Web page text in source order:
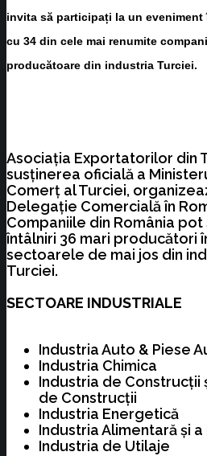
invita să participați la un eveniment
cu 34 din cele mai renumite
producătoare din industria Turciei.
Asociația Exportatorilor din
susținerea oficială a
Comerț al Turciei,
Delegație Comercială în
Companiile din România pot
întâlniri 36 mari producători
sectoarele de mai jos din
Turciei.
SECTOARE INDUSTRIALE
Industria Auto & Piese
Industria Chimica
Industria de Construcții
de Construcții
Industria Energetică
Industria Alimentară și
Industria de Utilaje